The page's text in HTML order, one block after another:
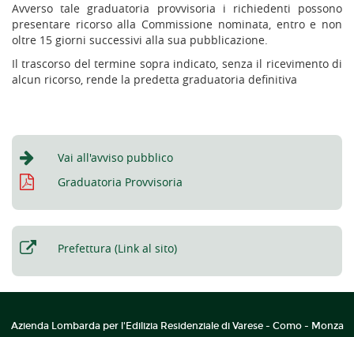
Avverso tale graduatoria provvisoria i richiedenti possono
presentare ricorso alla Commissione nominata, entro e non
oltre 15 giorni successivi alla sua pubblicazione.
Il trascorso del termine sopra indicato, senza il ricevimento di
alcun ricorso, rende la predetta graduatoria definitiva
Vai all'avviso pubblico
Graduatoria Provvisoria
Prefettura (Link al sito)
Azienda Lombarda per l'Edilizia Residenziale di Varese - Como - Monza